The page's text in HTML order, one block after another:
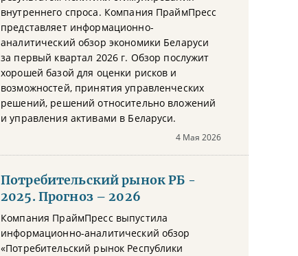
внутреннего спроса. Компания ПраймПресс
представляет информационно-
аналитический обзор экономики Беларуси
за первый квартал 2026 г. Обзор послужит
хорошей базой для оценки рисков и
возможностей, принятия управленческих
решений, решений относительно вложений
и управления активами в Беларуси.
4 Мая 2026
Потребительский рынок РБ -
2025. Прогноз – 2026
Компания ПраймПресс выпустила
информационно-аналитический обзор
«Потребительский рынок Республики